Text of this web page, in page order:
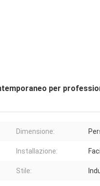
per
Dimensione:
Installazione:
Stile: